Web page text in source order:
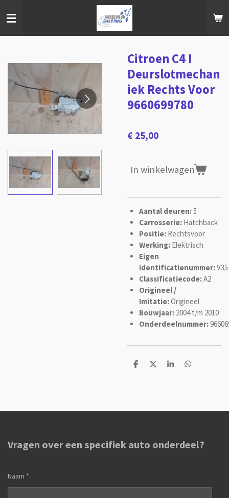
direct
Citroen C4 I
Deurslotmechan
iek Rechts Voor
9660699780
€ 25,00
In winkelwagen
Aantal deuren:5
Carrosserie: Hatchback
Positie: Rechtsvoor
Werking: Elektrisch
Eigen
identificatienummer:V35
Classificatiecode:A2
Origineel /
Imitatie:Origineel
Bouwjaar: 2004 t/m 2010
Onderdeelnummer:
D
D
S
D
Vragen over een specifiek auto onderdeel?
Naam *